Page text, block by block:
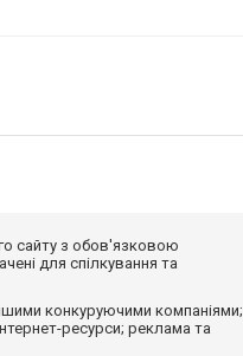
сайту з обов'язковою
для спілкування та
конкуруючими компаніями;
ресурси; реклама та